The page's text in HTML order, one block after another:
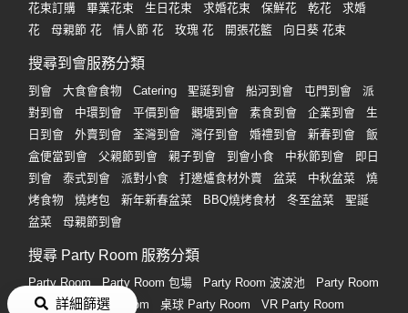
詳細篩選
花束訂購 畢業花束 生日花束 求婚花束 保鮮花 乾花
求婚
花
母親節 花 情人節 花 玫瑰 花 開張花籃 向日葵 花束
搜尋到會服務分類
到會 大食會食物 Catering 聖誕到會 船河到會 屯門到會
派
對到會
中環到會 平價到會 觀塘到會 素食到會 企業到會
生
日到會
外賣到會 荃灣到會 灣仔到會 婚禮到會 新春到會
飯
盒便當到會
父親節到會 親子到會 到會小食 中秋節到會
即日
到會
泰式到會 派對小食 打邊爐食材外賣 盆菜 中秋盆菜
燒
烤食物
燒烤包 新年新春盆菜 BBQ燒烤食材 冬至盆菜
聖誕
盆菜
母親節到會
搜尋 Party Room 服務分類
Party Room Party Room 包場 Party Room 波波池
Party Room
唱K
通宵 Party Room 桌球 Party Room
VR Party Room